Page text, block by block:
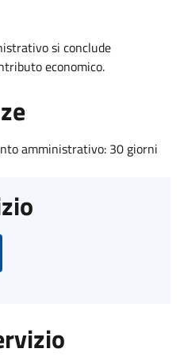
si conclude
economico.
amministrativo: 30 giorni